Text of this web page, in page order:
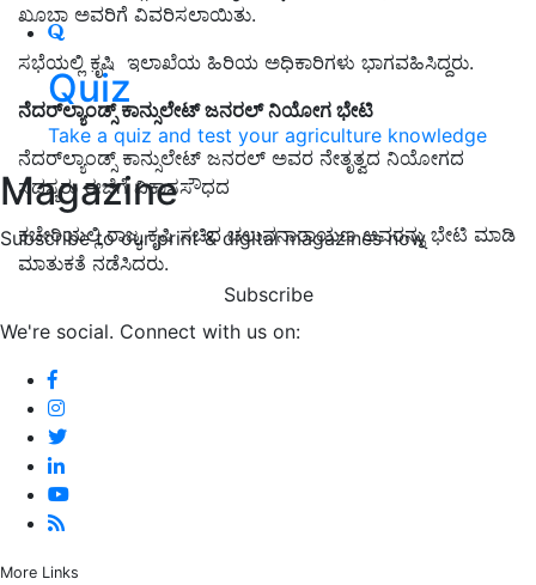
Quiz
Take a quiz and test your agriculture knowledge
Magazine
Subscribe to our print & digital magazines now
Subscribe
We're social. Connect with us on:
More Links
ಖೂಬಾ ಅವರಿಗೆ ವಿವರಿಸಲಾಯಿತು.
ಸಭೆಯಲ್ಲಿ ಕೃ಼ಷಿ ಇಲಾಖೆಯ ಹಿರಿಯ ಅಧಿಕಾರಿಗಳು ಭಾಗವಹಿಸಿದ್ದರು.
ನೆದರ್‌ಲ್ಯಾಂಡ್ಸ್ ಕಾನ್ಸುಲೇಟ್ ಜನರಲ್ ನಿಯೋಗ ಭೇಟಿ
ನೆದರ್‌ಲ್ಯಾಂಡ್ಸ್ ಕಾನ್ಸುಲೇಟ್ ಜನರಲ್ ಅವರ ನೇತೃತ್ವದ ನಿಯೋಗದ
ಸದಸ್ಯರು ಈಚೆಗೆವಿಕಾಸಸೌಧದ
ಕಚೇರಿಯಲ್ಲಿರಾಜ್ಯ ಕೃಷಿ ಸಚಿವ ಚಲುವನಾರಾಯಣ ಅವರನ್ನು ಭೇಟಿ ಮಾಡಿ
ಮಾತುಕತೆ ನಡೆಸಿದರು.